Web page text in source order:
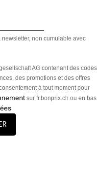
non cumulable avec
AG contenant des codes
des promotions et des offres
à tout moment pour
sur fr.bonprix.ch ou en bas